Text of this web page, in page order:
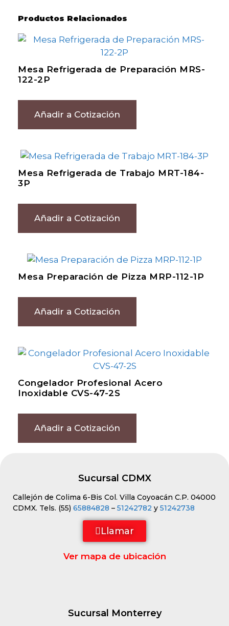
Productos Relacionados
Mesa Refrigerada de Preparación MRS-
122-2P
Añadir a Cotización
Mesa Refrigerada de Trabajo MRT-184-
3P
Añadir a Cotización
Mesa Preparación de Pizza MRP-112-1P
Añadir a Cotización
Congelador Profesional Acero
Inoxidable CVS-47-2S
Añadir a Cotización
Sucursal CDMX
Callejón de Colima 6-Bis Col. Villa Coyoacán C.P. 04000
CDMX. Tels. (55) 65884828 – 51242782 y 51242738
Llamar
Ver mapa de ubicación
Sucursal Monterrey